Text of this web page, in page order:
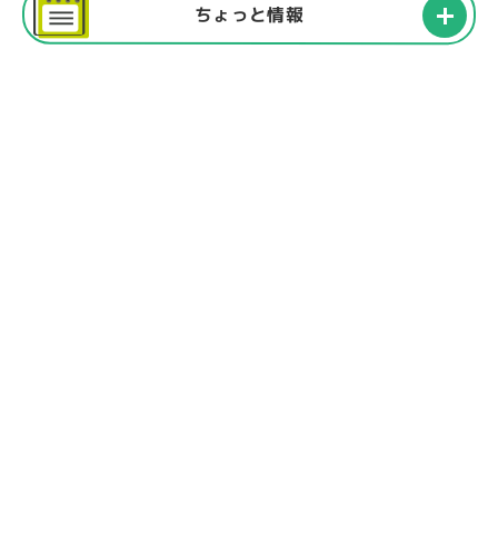
ちょっと情報